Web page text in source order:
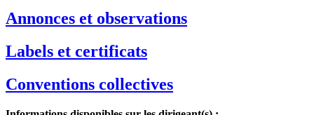
Annonces et observations
Labels et certificats
Conventions collectives